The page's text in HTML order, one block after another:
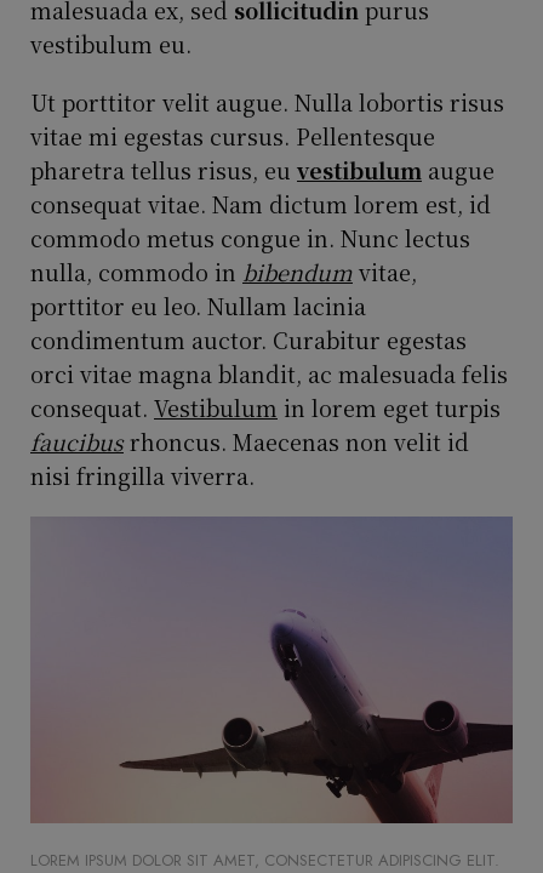
malesuada ex, sed sollicitudin purus
vestibulum eu.
Ut porttitor velit augue. Nulla lobortis risus
vitae mi egestas cursus. Pellentesque
pharetra tellus risus, eu vestibulum augue
consequat vitae. Nam dictum lorem est, id
commodo metus congue in. Nunc lectus
nulla, commodo in bibendumvitae,
porttitor eu leo. Nullam lacinia
condimentum auctor. Curabitur egestas
orci vitae magna blandit, ac malesuada felis
consequat. Vestibulum in lorem eget turpis
faucibusrhoncus. Maecenas non velit id
nisi fringilla viverra.
LOREM IPSUM DOLOR SIT AMET, CONSECTETUR ADIPISCING ELIT.